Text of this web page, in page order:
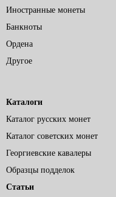
Иностранные монеты
Банкноты
Ордена
Другое
Каталоги
Каталог русских монет
Каталог советских монет
Георгиевские кавалеры
Образцы подделок
Статьи